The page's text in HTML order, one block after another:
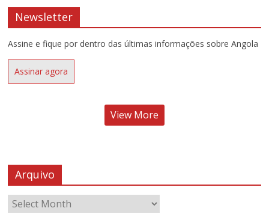
Newsletter
Assine e fique por dentro das últimas informações sobre Angola
Assinar agora
View More
Arquivo